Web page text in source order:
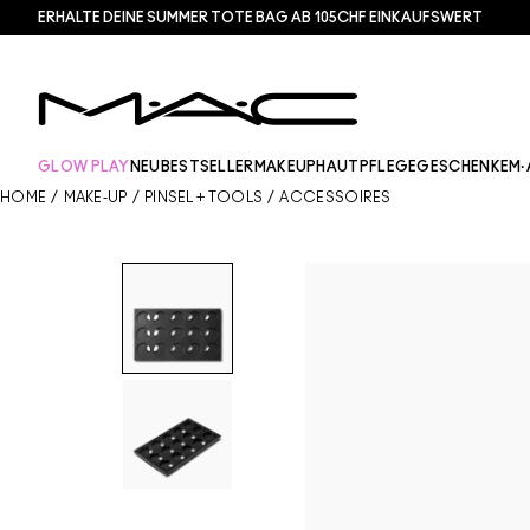
ERHALTE DEINE SUMMER TOTE BAG AB 105CHF EINKAUFSWERT​
GLOW PLAY NEU BESTSELLER MAKEUP HAUTPFLEGEGESCHENKE
HOME / MAKE-UP / PINSEL + TOOLS / ACCESSOIRES